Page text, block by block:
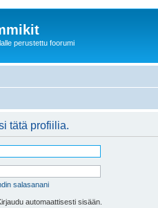
perustettu foorumi
tätä profiilia.
salasanani
automaattisesti sisään.